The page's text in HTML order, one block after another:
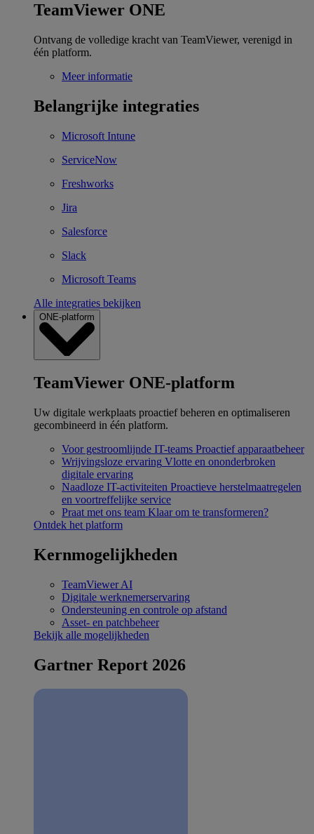
TeamViewer ONE
Ontvang de volledige kracht van TeamViewer, verenigd in
één platform.
Meer informatie
Belangrijke integraties
Microsoft Intune
ServiceNow
Freshworks
Jira
Salesforce
Slack
Microsoft Teams
Alle integraties bekijken
ONE-platform
TeamViewer ONE-platform
Uw digitale werkplaats proactief beheren en optimaliseren
gecombineerd in één platform.
Voor gestroomlijnde IT-teams Proactief apparaatbeheer
Wrijvingsloze ervaring Vlotte en ononderbroken
digitale ervaring
Naadloze IT-activiteiten Proactieve herstelmaatregelen
en voortreffelijke service
Praat met ons team Klaar om te transformeren?
Ontdek het platform
Kernmogelijkheden
TeamViewer AI
Digitale werknemerservaring
Ondersteuning en controle op afstand
Asset- en patchbeheer
Bekijk alle mogelijkheden
Gartner Report 2026